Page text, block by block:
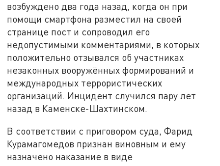
возбуждено два года назад, когда он при
помощи смартфона разместил на своей
странице пост и сопроводил его
недопустимыми комментариями, в которых
положительно отзывался об участниках
незаконных вооружённых формирований и
международных террористических
организаций. Инцидент случился пару лет
назад в Каменске-Шахтинском.
В соответствии с приговором суда, Фарид
Курамагомедов признан виновным и ему
назначено наказание в виде